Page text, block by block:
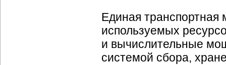
Единая транспортная
используемых
и вычислительные
системой сбора,